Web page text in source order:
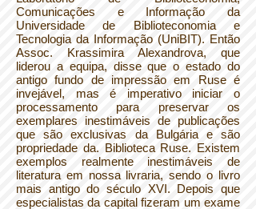
Comunicações e Informação da
Universidade de Biblioteconomia e
Tecnologia da Informação (UniBIT). Então
Assoc. Krassimira Alexandrova, que
liderou a equipa, disse que o estado do
antigo fundo de impressão em Ruse é
invejável, mas é imperativo iniciar o
processamento para preservar os
exemplares inestimáveis de publicações
que são exclusivas da Bulgária e são
propriedade da. Biblioteca Ruse. Existem
exemplos realmente inestimáveis de
literatura em nossa livraria, sendo o livro
mais antigo do século XVI. Depois que
especialistas da capital fizeram um exame